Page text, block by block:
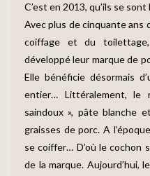
C’est en 2013, qu’ils se
Avec plus de cinquante ans
coiffage et du
développé leur marque de
Elle bénéficie désormais
entier… Littéralement, le
saindoux », pâte blanche
graisses de porc. A
se coiffer… D’où le cochon
de la marque. Aujourd’hui,